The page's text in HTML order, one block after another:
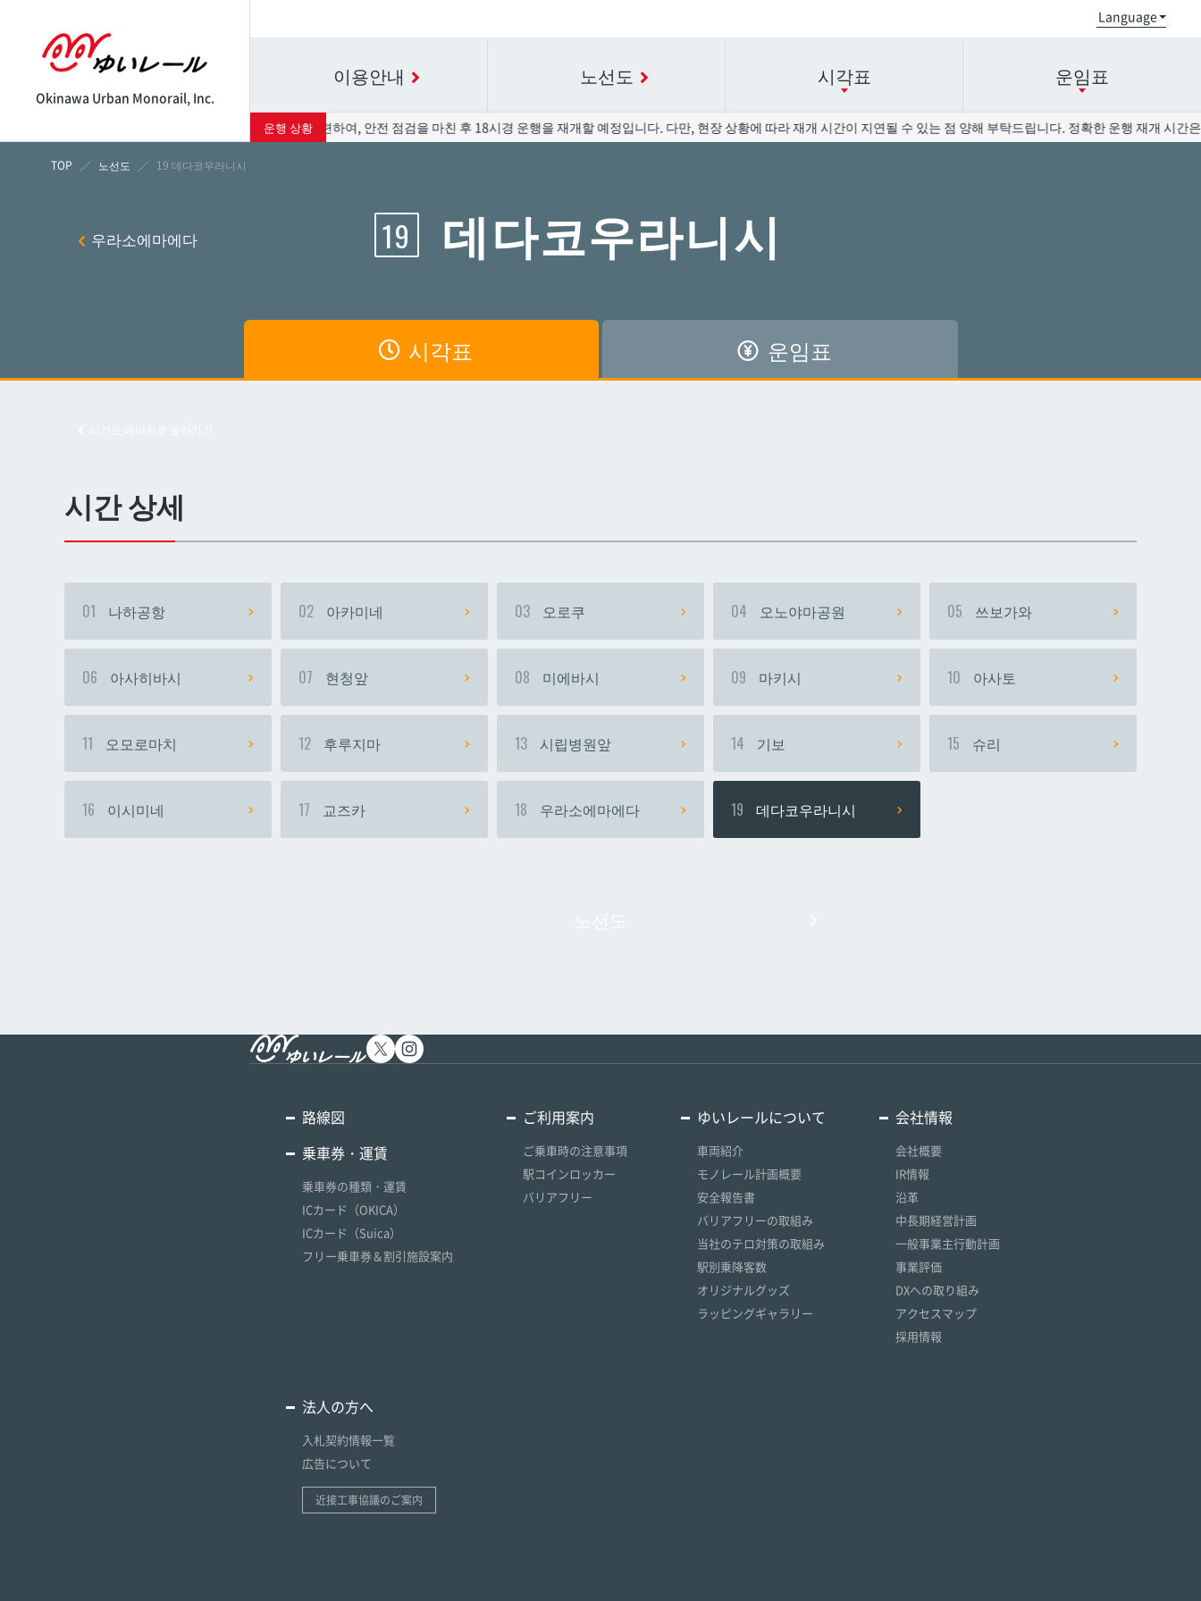
이용안내 노선도 시각표
나하공항 아카미네
시립병원앞 기보 슈리 이시미네
운임표
나하공항 아카미네
시립병원앞 기보 슈리 이시미네
Okinawa Urban Monorail, Inc.
운행 상황
8월 8일(토) 운행과 관련하여, 안전 점검을 마친 후 18시경 운행을 재개할 예정입니다. 다만, 현장 상황에 따라 재개 시간이 지연될 수 있는 점 양해 부탁드립니다. 정확한 운행 재개 시간은
노선도 19 데다코우라니시
19 데다코우라니시
시각표 운임표
우라소에마에다
시간 상세
01 나하공항 02 아카미네 03 오로쿠 04 오노야마공원 05 쓰보가와
06 아사히바시 07 현청앞 08 미에바시 09 마키시 10 아사토
11 오모로마치 12 후루지마 13 시립병원앞 14 기보 15 슈리
16 이시미네 17 교즈카 18 우라소에마에다 19 데다코우라니시
路線図
乗車券・運賃
乗車券の種類・運賃
ICカード（OKICA）
ICカード（Suica）
フリー乗車券＆割引施設案内
ご利用案内
ご乗車時の注意事項
駅コインロッカー
バリアフリー
ゆいレールについて
車両紹介
モノレール計画概要
安全報告書
バリアフリーの取組み
当社のテロ対策の取組み
駅別乗降客数
オリジナルグッズ
ラッピングギャラリー
会社情報
会社概要
IR情報
沿革
中長期経営計画
一般事業主行動計画
事業評価
DXへの取り組み
アクセスマップ
採用情報
法人の方へ
入札契約情報一覧
広告について
近接工事協議のご案内